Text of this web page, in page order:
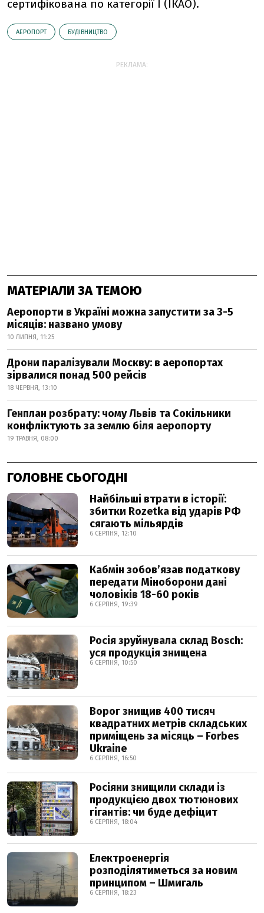
сертифікована по категорії І (ІКАО).
АЕРОПОРТ БУДІВНИЦТВО
РЕКЛАМА:
МАТЕРІАЛИ ЗА ТЕМОЮ
Аеропорти в Україні можна запустити за 3-5
місяців: названо умову
10 ЛИПНЯ, 11:25
Дрони паралізували Москву: в аеропортах
зірвалися понад 500 рейсів
18 ЧЕРВНЯ, 13:10
Генплан розбрату: чому Львів та Сокільники
конфліктують за землю біля аеропорту
19 ТРАВНЯ, 08:00
ГОЛОВНЕ СЬОГОДНІ
Найбільші втрати в історії:
збитки Rozetka від ударів РФ
сягають мільярдів
6 СЕРПНЯ, 12:10
Кабмін зобовʼязав податкову
передати Міноборони дані
чоловіків 18-60 років
6 СЕРПНЯ, 19:39
Росія зруйнувала склад Bosch:
уся продукція знищена
6 СЕРПНЯ, 10:50
Ворог знищив 400 тисяч
квадратних метрів складських
приміщень за місяць – Forbes
Ukraine
6 СЕРПНЯ, 16:50
Росіяни знищили склади із
продукцією двох тютюнових
гігантів: чи буде дефіцит
6 СЕРПНЯ, 18:04
Електроенергія
розподілятиметься за новим
принципом – Шмигаль
6 СЕРПНЯ, 18:23